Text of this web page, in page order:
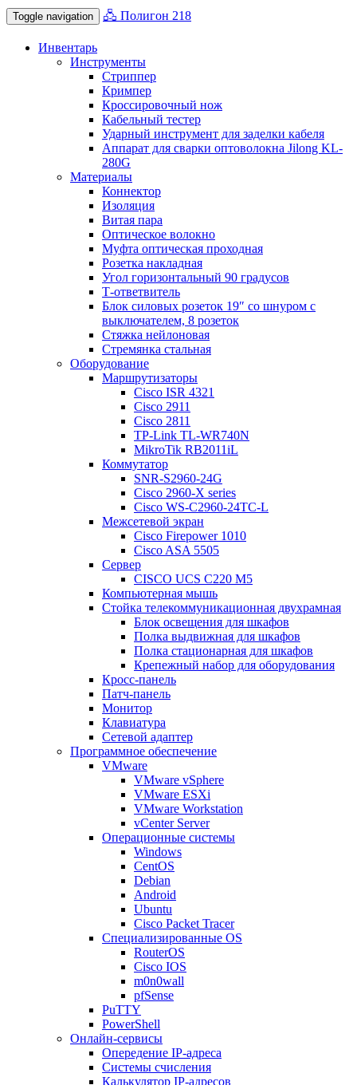
Toggle navigation 🖧 Полигон 218
Инвентарь
Инструменты
Стриппер
Кримпер
Кроссировочный нож
Кабельный тестер
Ударный инструмент для заделки кабеля
Аппарат для сварки оптоволокна Jilong KL-
280G
Материалы
Коннектор
Изоляция
Витая пара
Оптическое волокно
Муфта оптическая проходная
Розетка накладная
Угол горизонтальный 90 градусов
Т-ответвитель
Блок силовых розеток 19″ со шнуром с
выключателем, 8 розеток
Стяжка нейлоновая
Стремянка стальная
Оборудование
Маршрутизаторы
Cisco ISR 4321
Cisco 2911
Cisco 2811
TP-Link TL-WR740N
MikroTik RB2011iL
Коммутатор
SNR-S2960-24G
Cisco 2960-X series
Cisco WS-C2960-24TC-L
Межсетевой экран
Cisco Firepower 1010
Cisco ASA 5505
Сервер
CISCO UCS C220 M5
Компьютерная мышь
Стойка телекоммуникационная двухрамная
Блок освещения для шкафов
Полка выдвижная для шкафов
Полка стационарная для шкафов
Крепежный набор для оборудования
Кросс-панель
Патч-панель
Монитор
Клавиатура
Сетевой адаптер
Программное обеспечение
VMware
VMware vSphere
VMware ESXi
VMware Workstation
vCenter Server
Операционные системы
Windows
CentOS
Debian
Android
Ubuntu
Cisco Packet Tracer
Специализированные OS
RouterOS
Cisco IOS
m0n0wall
pfSense
PuTTY
PowerShell
Онлайн-сервисы
Опередение IP-адреса
Системы счисления
Калькулятор IP-адресов